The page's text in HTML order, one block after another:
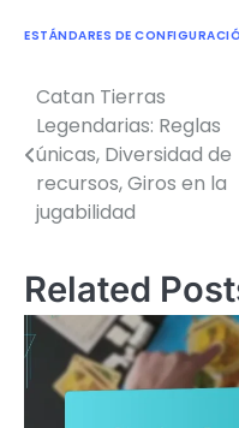
ESTÁNDARES DE
Post
navigation
Catan Tierras
Legendarias: Reglas
únicas, Diversidad de
recursos, Giros en la
jugabilidad
Related